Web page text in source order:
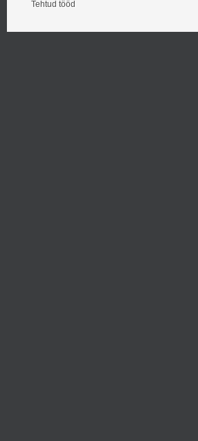
Tehtud tööd